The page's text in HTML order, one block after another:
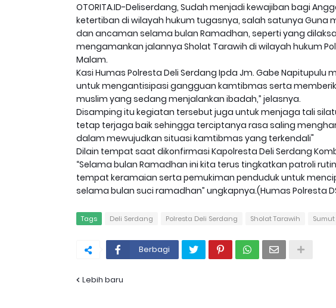
OTORITA.ID-Deliserdang, Sudah menjadi kewajiban bagi
ketertiban di wilayah hukum tugasnya, salah satunya
dan ancaman selama bulan Ramadhan, seperti yang
mengamankan jalannya Sholat Tarawih di wilayah hukum
Malam.
Kasi Humas Polresta Deli Serdang Ipda Jm. Gabe Napitupulu
untuk mengantisipasi gangguan kamtibmas serta
muslim yang sedang menjalankan ibadah,” jelasnya.
Disamping itu kegiatan tersebut juga untuk menjaga tali
tetap terjaga baik sehingga terciptanya rasa saling
dalam mewujudkan situasi kamtibmas yang terkendali"
Dilain tempat saat dikonfirmasi Kapolresta Deli Serdang
“Selama bulan Ramadhan ini kita terus tingkatkan patroli
tempat keramaian serta pemukiman penduduk untuk
selama bulan suci ramadhan” ungkapnya.(Humas Polresta
Tags Deli Serdang Polresta Deli Serdang Sholat Tarawih Sumut
Berbagi
Lebih baru